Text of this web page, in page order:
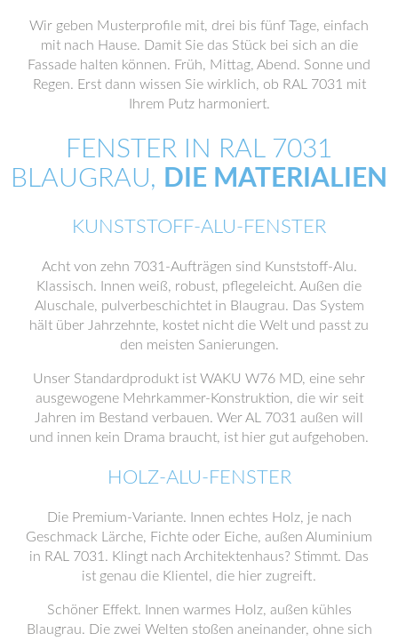
Wir geben Musterprofile mit, drei bis fünf Tage, einfach
mit nach Hause. Damit Sie das Stück bei sich an die
Fassade halten können. Früh, Mittag, Abend. Sonne und
Regen. Erst dann wissen Sie wirklich, ob RAL 7031 mit
Ihrem Putz harmoniert.
FENSTER IN RAL 7031
BLAUGRAU, DIE MATERIALIEN
KUNSTSTOFF-ALU-FENSTER
Acht von zehn 7031-Aufträgen sind Kunststoff-Alu.
Klassisch. Innen weiß, robust, pflegeleicht. Außen die
Aluschale, pulverbeschichtet in Blaugrau. Das System
hält über Jahrzehnte, kostet nicht die Welt und passt zu
den meisten Sanierungen.
Unser Standardprodukt ist WAKU W76 MD, eine sehr
ausgewogene Mehrkammer-Konstruktion, die wir seit
Jahren im Bestand verbauen. Wer AL 7031 außen will
und innen kein Drama braucht, ist hier gut aufgehoben.
HOLZ-ALU-FENSTER
Die Premium-Variante. Innen echtes Holz, je nach
Geschmack Lärche, Fichte oder Eiche, außen Aluminium
in RAL 7031. Klingt nach Architektenhaus? Stimmt. Das
ist genau die Klientel, die hier zugreift.
Schöner Effekt. Innen warmes Holz, außen kühles
Blaugrau. Die zwei Welten stoßen aneinander, ohne sich